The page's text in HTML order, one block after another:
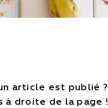
article est publié ?
à droite de la page !